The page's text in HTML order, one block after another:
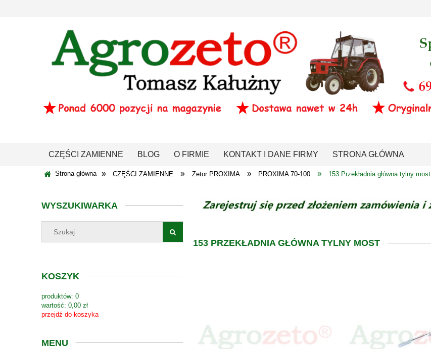
CZĘŚCI ZAMIENNE BLOG O FIRMIE KONTAKT I DANE FIRMY STRONA GŁÓWNA
Strona główna » CZĘŚCI ZAMIENNE » Zetor PROXIMA » PROXIMA 70-100 » 153 Przekładnia główna tylny most
WYSZUKIWARKA
KOSZYK
produktów: 0
wartość: 0,00 zł
przejdź do koszyka
MENU
153 PRZEKŁADNIA GŁÓWNA TYLNY MOST